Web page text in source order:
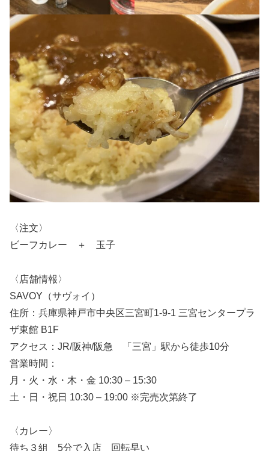
〈注文〉
ビーフカレー ＋ 玉子
〈店舗情報〉
SAVOY（サヴォイ）
住所：兵庫県神戸市中央区三宮町1-9-1 三宮センタープラ
ザ東館 B1F
アクセス：JR/阪神/阪急 「三宮」駅から徒歩10分
営業時間：
月・火・水・木・金 10:30 – 15:30
土・日・祝日 10:30 – 19:00 ※完売次第終了
〈カレー〉
待ち３組 5分で入店 回転早い